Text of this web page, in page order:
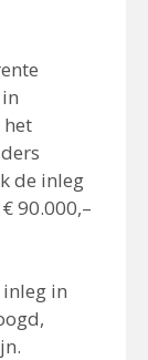
het
de inleg
90.000,–
in